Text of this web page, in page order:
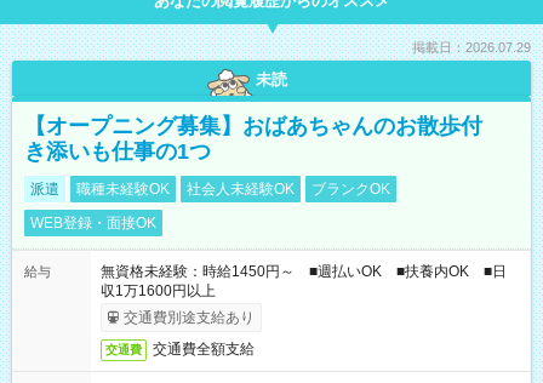
掲載日：2026.07.29
未読
【オープニング募集】おばあちゃんのお散歩付
き添いも仕事の1つ
派遣 職種未経験OK 社会人未経験OK
ブランクOK
WEB登録・面接OK
給与
無資格未経験：時給1450円～ ■週払いOK ■扶養内OK ■日
収1万1600円以上
交通費別途支給あり
交通費 交通費全額支給